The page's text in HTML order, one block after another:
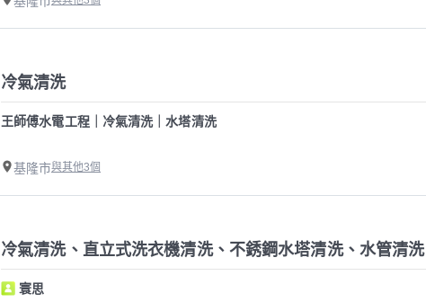
冷氣清洗
王師傅水電工程｜冷氣清洗｜水塔清洗
基隆市與其他3個
冷氣清洗、直立式洗衣機清洗、不銹鋼水塔清洗、水管清洗
寰思